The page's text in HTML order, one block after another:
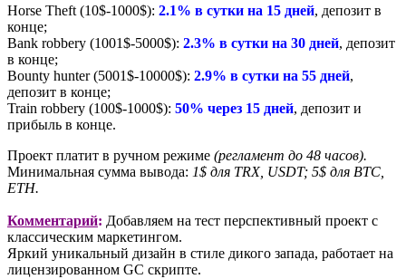
Horse Theft (10$-1000$): 2.1% в сутки на 15 дней, депозит в
конце;
Bank robbery (1001$-5000$): 2.3% в сутки на 30 дней, депозит
в конце;
Bounty hunter (5001$-10000$): 2.9% в сутки на 55 дней,
депозит в конце;
Train robbery (100$-1000$): 50% через 15 дней, депозит и
прибыль в конце.
Проект платит в ручном режиме (регламент до 48 часов).
Минимальная сумма вывода: 1$ для TRX, USDT; 5$ для BTC,
ETH.
Комментарий: Добавляем на тест перспективный проект с
классическим маркетингом.
Яркий уникальный дизайн в стиле дикого запада, работает на
лицензированном GC скрипте.